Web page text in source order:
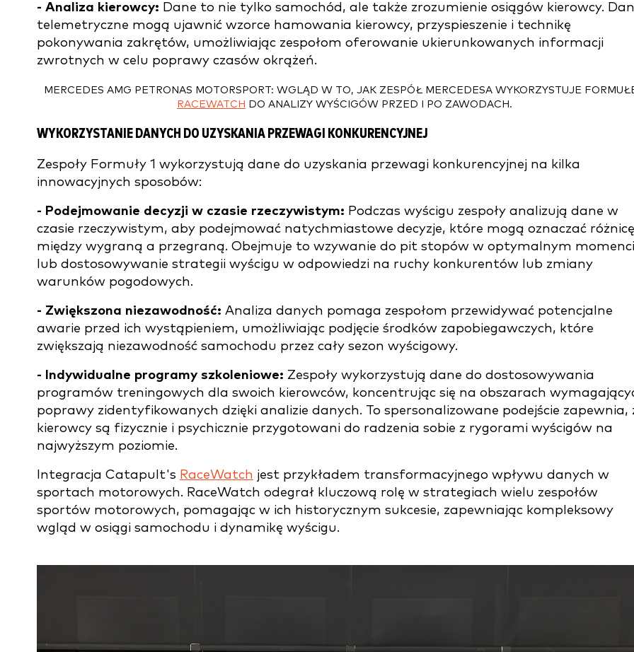
- Analiza kierowcy: Dane to nie tylko samochód, ale także zrozumienie osiągów kierowcy.
telemetryczne mogą ujawnić wzorce hamowania kierowcy, przyspieszenie i technikę
pokonywania zakrętów, umożliwiając zespołom oferowanie ukierunkowanych informacji
zwrotnych w celu poprawy czasów okrążeń.
MERCEDES AMG PETRONAS MOTORSPORT: WGLĄD W TO, JAK ZESPÓŁ MERCEDESA WYKORZYSTUJE
RACEWATCH
DO ANALIZY WYŚCIGÓW PRZED I PO ZAWODACH.
WYKORZYSTANIE DANYCH DO UZYSKANIA PRZEWAGI KONKURENCYJNEJ
Zespoły Formuły 1 wykorzystują dane do uzyskania przewagi konkurencyjnej na kilka
innowacyjnych sposobów:
- Podejmowanie decyzji w czasie rzeczywistym: Podczas wyścigu zespoły analizują dane w
czasie rzeczywistym, aby podejmować natychmiastowe decyzje, które mogą oznaczać różnicę
między wygraną a przegraną. Obejmuje to wzywanie do pit stopów w optymalnym
lub dostosowywanie strategii wyścigu w odpowiedzi na ruchy konkurentów lub zmiany
warunków pogodowych.
- Zwiększona niezawodność: Analiza danych pomaga zespołom przewidywać potencjalne
awarie przed ich wystąpieniem, umożliwiając podjęcie środków zapobiegawczych, które
zwiększają niezawodność samochodu przez cały sezon wyścigowy.
- Indywidualne programy szkoleniowe: Zespoły wykorzystują dane do dostosowywania
programów treningowych dla swoich kierowców, koncentrując się na obszarach
poprawy zidentyfikowanych dzięki analizie danych. To spersonalizowane podejście zapewnia,
kierowcy są fizycznie i psychicznie przygotowani do radzenia sobie z rygorami wyścigów na
najwyższym poziomie.
Integracja Catapult's RaceWatch jest przykładem transformacyjnego wpływu danych w
sportach motorowych. RaceWatch odegrał kluczową rolę w strategiach wielu zespołów
sportów motorowych, pomagając w ich historycznym sukcesie, zapewniając kompleksowy
wgląd w osiągi samochodu i dynamikę wyścigu.